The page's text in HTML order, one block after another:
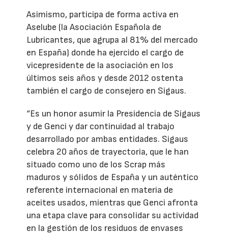
Asimismo, participa de forma activa en
Aselube (la Asociación Española de
Lubricantes, que agrupa al 81% del mercado
en España) donde ha ejercido el cargo de
vicepresidente de la asociación en los
últimos seis años y desde 2012 ostenta
también el cargo de consejero en Sigaus.
“Es un honor asumir la Presidencia de Sigaus
y de Genci y dar continuidad al trabajo
desarrollado por ambas entidades. Sigaus
celebra 20 años de trayectoria, que le han
situado como uno de los Scrap más
maduros y sólidos de España y un auténtico
referente internacional en materia de
aceites usados, mientras que Genci afronta
una etapa clave para consolidar su actividad
en la gestión de los residuos de envases